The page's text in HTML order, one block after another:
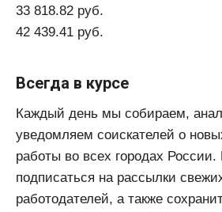
33 818.82 руб.
42 439.41 руб.
Всегда в курсе
Каждый день мы собираем,
уведомляем соискателей о
работы во всех городах
подписаться на рассылки
работодателей, а также